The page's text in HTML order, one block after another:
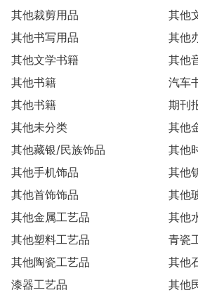
其他裁剪用品
其他
其他书写用品
其他
其他文学书籍
其他
其他书籍
汽车
其他书籍
期刊
其他未分类
其他
其他藏银/民族饰品
其他
其他手机饰品
其他
其他首饰饰品
其他
其他金属工艺品
其他
其他塑料工艺品
青瓷
其他陶瓷工艺品
其他
漆器工艺品
其他